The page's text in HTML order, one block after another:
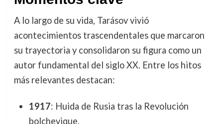
A lo largo de su vida, Tarásov vivió
acontecimientos trascendentales que marcaron
su trayectoria y consolidaron su figura como un
autor fundamental del siglo XX. Entre los hitos
más relevantes destacan:
1917: Huida de Rusia tras la Revolución
bolchevique.